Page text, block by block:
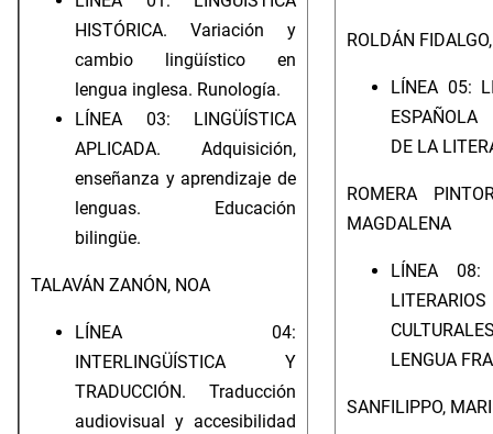
HISTÓRICA. Variación y
cambio lingüístico en
lengua inglesa. Runología.
LÍNEA 03: LINGÜÍSTICA
APLICADA. Adquisición,
enseñanza y aprendizaje de
lenguas. Educación
bilingüe.
TALAVÁN ZANÓN, NOA
LÍNEA 04:
INTERLINGÜÍSTICA Y
TRADUCCIÓN. Traducción
audiovisual y accesibilidad
ROLDÁN
LÍNEA 05:
DE LA
ROMERA
MAGDALENA
LÍNEA 08:
LENGUA
SANFILIPPO,